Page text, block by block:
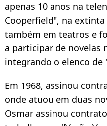
apenas 10 anos na
Cooperfield", na extinta
também em teatros e
a participar de novelas
integrando o elenco de
Em 1968, assinou
onde atuou em duas
Osmar assinou